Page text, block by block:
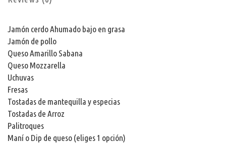
Jamón cerdo Ahumado bajo en grasa
Jamón de pollo
Queso Amarillo Sabana
Queso Mozzarella
Uchuvas
Fresas
Tostadas de mantequilla y especias
Tostadas de Arroz
Palitroques
Maní o Dip de queso (eliges 1 opción)